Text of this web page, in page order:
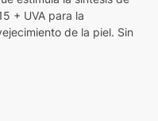
+ UVA para la
de la piel. Sin